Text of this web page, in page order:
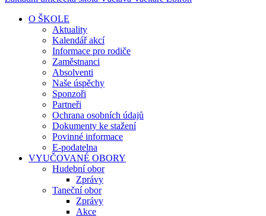
O ŠKOLE
Aktuality
Kalendář akcí
Informace pro rodiče
Zaměstnanci
Absolventi
Naše úspěchy
Sponzoři
Partneři
Ochrana osobních údajů
Dokumenty ke stažení
Povinné informace
E-podatelna
VYUČOVANÉ OBORY
Hudební obor
Zprávy
Taneční obor
Zprávy
Akce